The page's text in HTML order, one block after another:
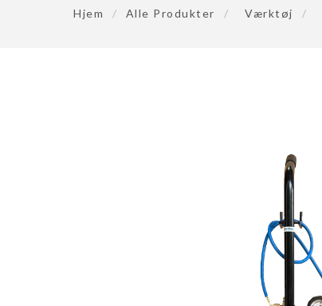
Hjem / Alle Produkter / Værktøj /